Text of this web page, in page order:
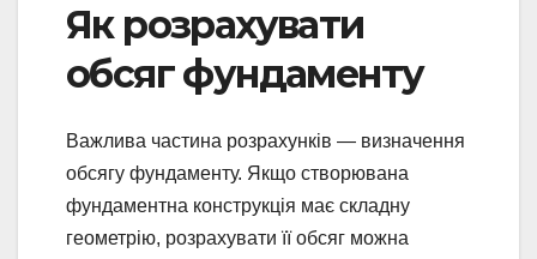
Як розрахувати
обсяг фундаменту
Важлива частина розрахунків — визначення
обсягу фундаменту. Якщо створювана
фундаментна конструкція має складну
геометрію, розрахувати її обсяг можна